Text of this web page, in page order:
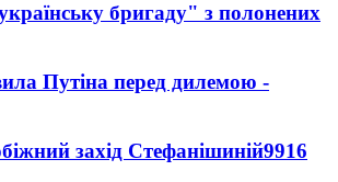
бригаду" з полонених
Путіна перед дилемою -
захід Стефанішиній9916